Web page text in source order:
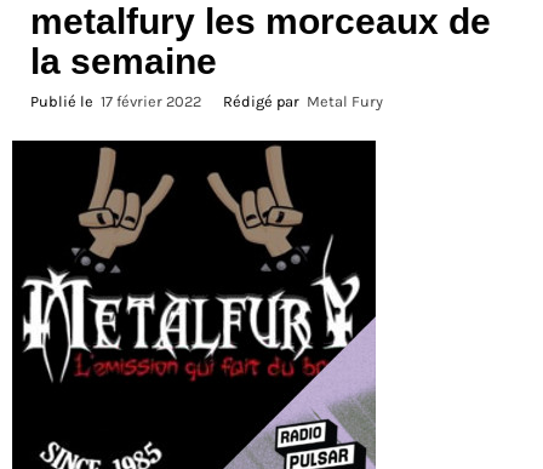
metalfury les morceaux de
la semaine
Publié le 17 février 2022 Rédigé par Metal Fury